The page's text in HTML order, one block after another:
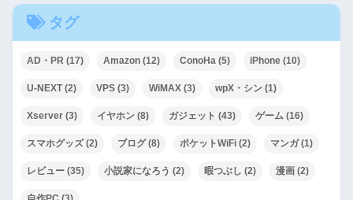
タグ
AD・PR (17) Amazon (12) ConoHa (5) iPhone (10)
U-NEXT(2) VPS (3) WiMAX (3) wpX・シン (1)
Xserver (3) イヤホン (8) ガジェット (43) ゲーム (16)
スマホグッズ(2) ブログ(8) ポケットWiFi (2) マンガ(1)
レビュー (35) 小説家になろう (2) 暇つぶし (2) 漫画 (2)